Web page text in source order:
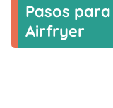
Pasos
Airfryer